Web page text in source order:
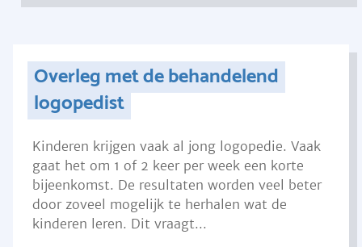
Overleg met de behandelend
logopedist
Kinderen krijgen vaak al jong logopedie. Vaak
gaat het om 1 of 2 keer per week een korte
bijeenkomst. De resultaten worden veel beter
door zoveel mogelijk te herhalen wat de
kinderen leren. Dit vraagt...